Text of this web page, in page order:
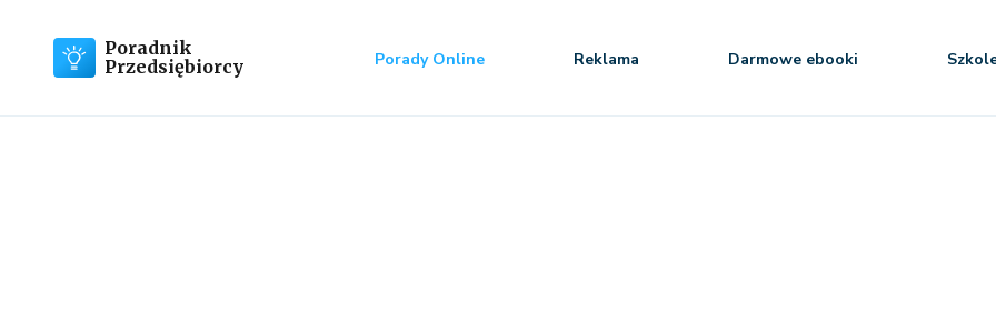
Poradnik
Przedsiębiorcy
Porady Online Reklama Darmowe ebooki